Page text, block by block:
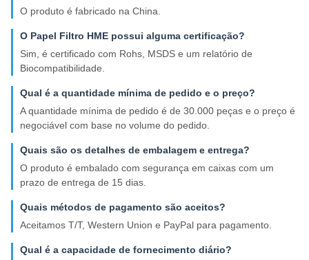
O produto é fabricado na China.
O Papel Filtro HME possui alguma certificação?
Sim, é certificado com Rohs, MSDS e um relatório de
Biocompatibilidade.
Qual é a quantidade mínima de pedido e o preço?
A quantidade mínima de pedido é de 30.000 peças e o preço é
negociável com base no volume do pedido.
Quais são os detalhes de embalagem e entrega?
O produto é embalado com segurança em caixas com um
prazo de entrega de 15 dias.
Quais métodos de pagamento são aceitos?
Aceitamos T/T, Western Union e PayPal para pagamento.
Qual é a capacidade de fornecimento diário?